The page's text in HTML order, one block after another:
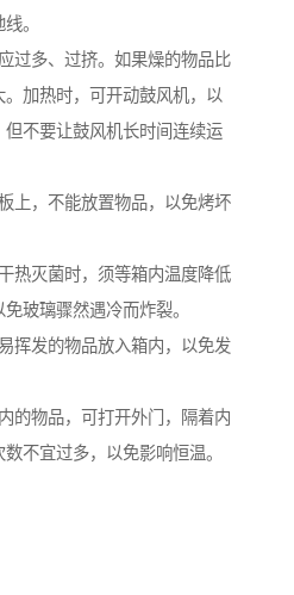
。
过多、过挤。如果燥的物品比
加热时，可开动鼓风机，以
不要让鼓风机长时间连续运
上，不能放置物品，以免烤坏
热灭菌时，须等箱内温度降低
玻璃骤然遇冷而炸裂。
挥发的物品放入箱内，以免发
的物品，可打开外门，隔着内
不宜过多，以免影响恒温。